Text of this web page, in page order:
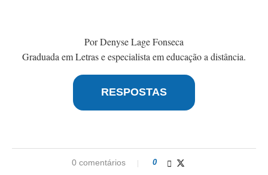
Por Denyse Lage Fonseca
Graduada em Letras e especialista em educação a distância.
RESPOSTAS
0 comentários 0